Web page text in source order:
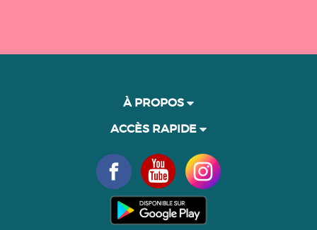
À PROPOS
ACCÈS RAPIDE